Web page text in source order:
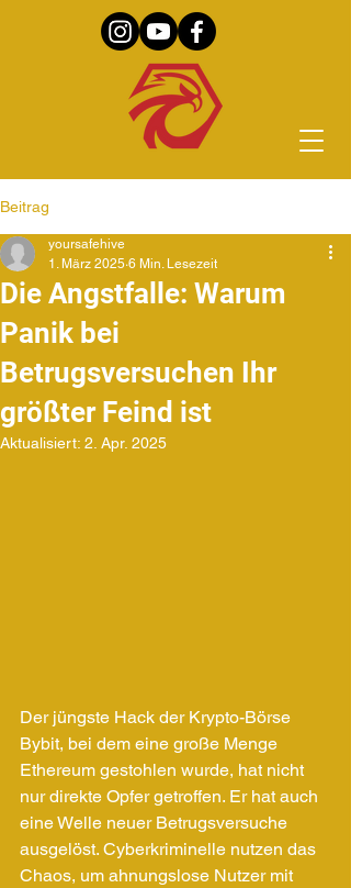
Beitrag
Die Angstfalle: Warum
Panik bei
Betrugsversuchen Ihr
größter Feind ist
yoursafehive
1. März 2025 6 Min. Lesezeit
Aktualisiert: 2. Apr. 2025
Der jüngste Hack der Krypto-Börse
Bybit, bei dem eine große Menge
Ethereum gestohlen wurde, hat nicht
nur direkte Opfer getroffen. Er hat auch
eine Welle neuer Betrugsversuche
ausgelöst. Cyberkriminelle nutzen das
Chaos, um ahnungslose Nutzer mit